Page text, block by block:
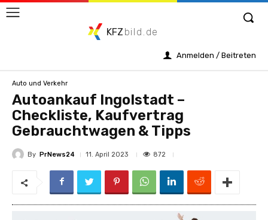
KFZ bild.de
Anmelden / Beitreten
Auto und Verkehr
Autoankauf Ingolstadt –
Checkliste, Kaufvertrag
Gebrauchtwagen & Tipps
By PrNews24 11. April 2023 872